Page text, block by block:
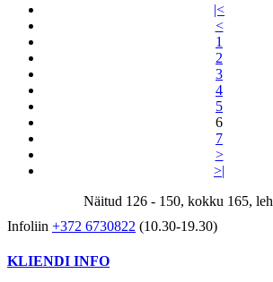
|<
<
1
2
3
4
5
6
7
>
>|
Näitud 126 - 150, kokku 165,
Infoliin +372 6730822 (10.30-19.30)
KLIENDI INFO